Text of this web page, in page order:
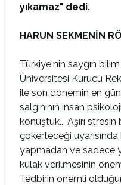
yıkamaz" dedi.
HARUN SEKMENİN
Türkiye'nin saygın
Üniversitesi Kurucu
ile son dönemin en
salgınının insan
konuştuk... Aşırı stresin
çökerteceği
yapmadan ve sadece
kulak verilmesinin
Tedbirin önemli